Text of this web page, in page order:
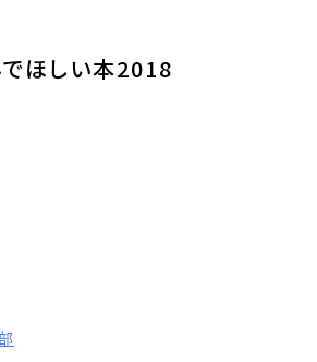
ほしい本2018